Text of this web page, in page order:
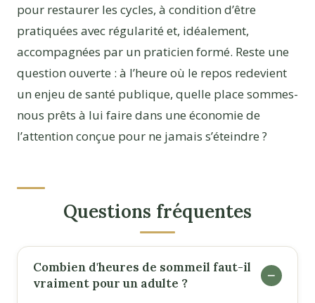
pour restaurer les cycles, à condition d’être
pratiquées avec régularité et, idéalement,
accompagnées par un praticien formé. Reste une
question ouverte : à l’heure où le repos redevient
un enjeu de santé publique, quelle place sommes-
nous prêts à lui faire dans une économie de
l’attention conçue pour ne jamais s’éteindre ?
Questions fréquentes
Combien d'heures de sommeil faut-il
vraiment pour un adulte ?